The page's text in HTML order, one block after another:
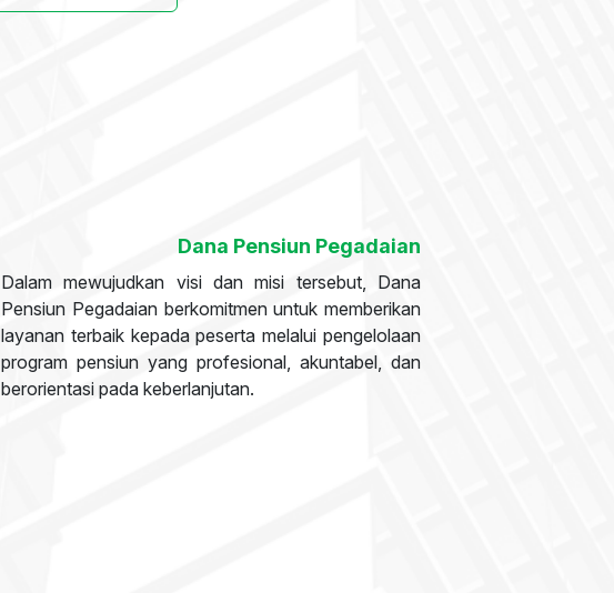
Dana Pensiun Pegadaian
Dalam mewujudkan visi dan misi tersebut, Dana
Pensiun Pegadaian berkomitmen untuk memberikan
layanan terbaik kepada peserta melalui pengelolaan
program pensiun yang profesional, akuntabel, dan
berorientasi pada keberlanjutan.